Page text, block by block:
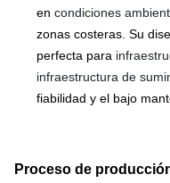
en condiciones
zonas costeras. Su
perfecta para
infraestructura de
fiabilidad y el bajo
Proceso de